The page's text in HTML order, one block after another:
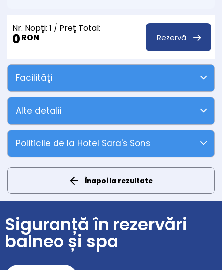
Nr. Nopţi: 1 / Preţ Total:
0RON Rezervă
Facilităţi
Alte detalii
Politicile de la Hotel Sara's Sons
Înapoi la rezultate
Siguranță în rezervări
balneo și spa